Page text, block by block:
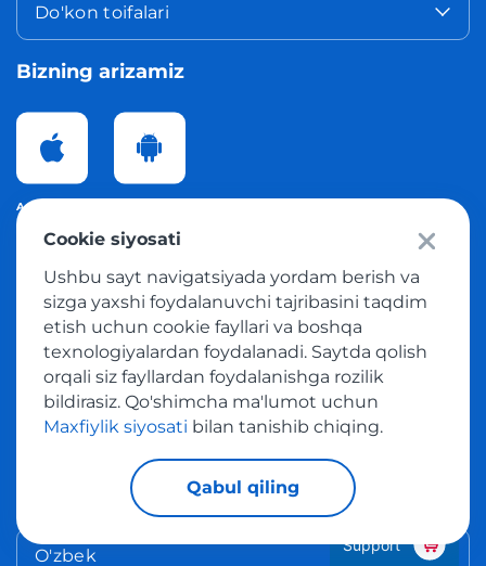
Do'kon toifalari
Bizning arizamiz
App Store
Mamlakatni o'zgartirish
Siz mamlakatni o'zgartirishingiz va boshqa mintaqa
uchun sayt tarkibini o'rganishingiz mumkin.
Uzbekistan
Tilni o'zgartirish
O'zbek
Cookie siyosati
Ushbu sayt navigatsiyada yordam berish va
sizga yaxshi foydalanuvchi tajribasini taqdim
etish uchun cookie fayllari va boshqa
texnologiyalardan foydalanadi. Saytda qolish
orqali siz fayllardan foydalanishga rozilik
bildirasiz. Qo'shimcha ma'lumot uchun
Maxfiylik siyosati bilan tanishib chiqing.
Qabul qiling
Support